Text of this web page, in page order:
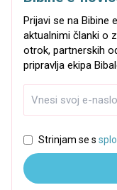
Prijavi se na Bibine
aktualnimi članki o
otrok, partnerskih
pripravlja ekipa
Strinjam se s